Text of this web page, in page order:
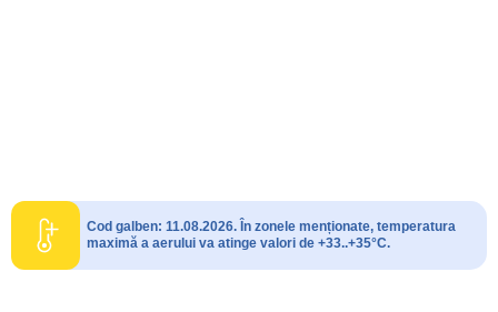
Cod galben: 11.08.2026. În zonele menționate, temperatura
maximă a aerului va atinge valori de +33..+35°C.